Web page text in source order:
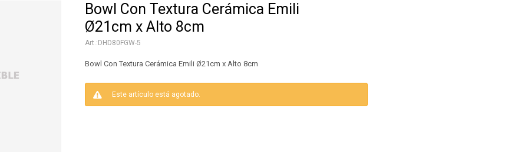
Bowl Con Textura Cerámica Emili
Ø21cm x Alto 8cm
DHD80FGW-5
Bowl Con Textura Cerámica Emili Ø21cm x Alto 8cm
Este artículo está agotado.